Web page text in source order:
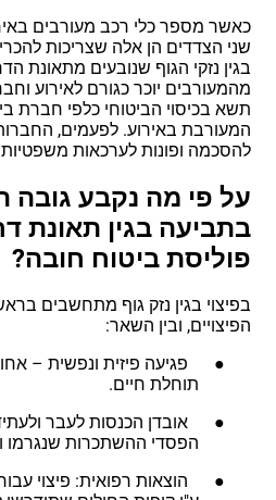
כאשר מספר כלי רכב מעורבים
שני הצדדים הן אלה שצריכות
בגין נזקי הגוף שנובעים מתאונת
מהמעורבים יוכר כגורם לאירוע
תשא בכיסוי הביטוחי כלפי חברת
המעורבת באירוע. לפעמים,
להסכמה ופונות לערכאות
על פי מה נקבע גובה
בתביעה בגין תאונת
פוליסת ביטוח חובה?
בפיצוי בגין נזק גוף מתחשבים
הפיצויים, ובין השאר:
● פגיעה פיזית ונפשית –
תוחלת חיים.
● אובדן הכנסות לעבר
הפסדי ההשתכרות שנגרמו
● הוצאות רפואית: פיצוי